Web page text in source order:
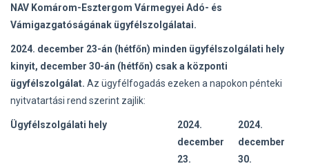
NAV Komárom-Esztergom Vármegyei Adó- és
Vámigazgatóságának ügyfélszolgálatai.
2024. december 23-án (hétfőn) minden ügyfélszolgálati hely
kinyit, december 30-án (hétfőn) csak a központi
ügyfélszolgálat. Az ügyfélfogadás ezeken a napokon pénteki
nyitvatartási rend szerint zajlik:
Ügyfélszolgálati hely
2024.
december
23.
2024.
december
30.